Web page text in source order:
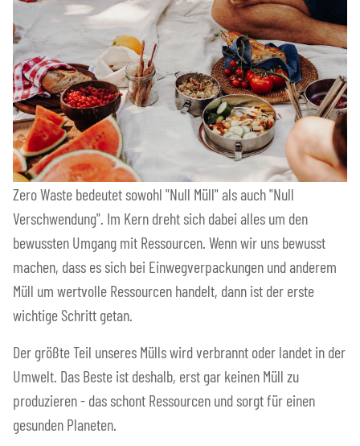
Zero Waste bedeutet sowohl "Null Müll" als auch "Null
Verschwendung". Im Kern dreht sich dabei alles um den
bewussten Umgang mit Ressourcen. Wenn wir uns bewusst
machen, dass es sich bei Einwegverpackungen und anderem
Müll um wertvolle Ressourcen handelt, dann ist der erste
wichtige Schritt getan.
Der größte Teil unseres Mülls wird verbrannt oder landet in der
Umwelt. Das Beste ist deshalb, erst gar keinen Müll zu
produzieren - das schont Ressourcen und sorgt für einen
gesunden Planeten.